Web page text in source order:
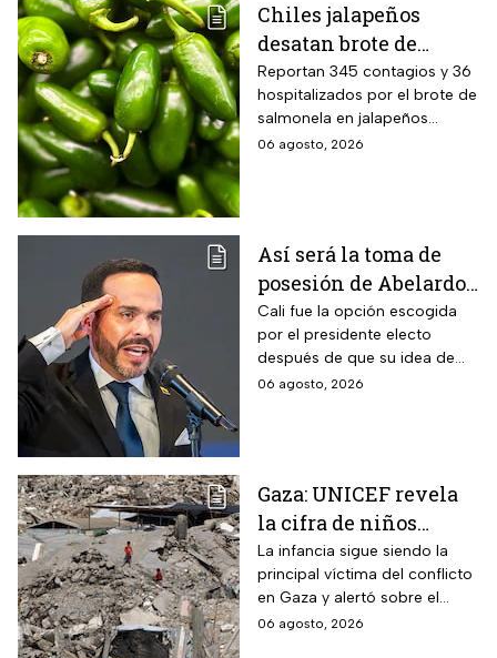
Chiles jalapeños
desatan brote de
salmonella en 27
estados de EUA
Reportan 345 contagios y 36
hospitalizados por el brote de
salmonela en jalapeños
exportados desde México
06 agosto, 2026
Así será la toma de
posesión de Abelardo
de la Espriella en Cali,
Colombia: fecha, hora
y dónde ver
Cali fue la opción escogida
por el presidente electo
después de que su idea de
hacerlo en una guarnición
06 agosto, 2026
Gaza: UNICEF revela
la cifra de niños
muertos tras alto al
fuego
La infancia sigue siendo la
principal víctima del conflicto
en Gaza y alertó sobre el
aumento de menores
06 agosto, 2026